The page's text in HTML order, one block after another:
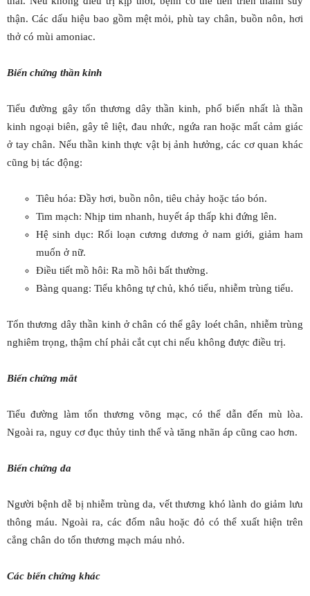
thận. Các dấu hiệu bao gồm mệt mỏi, phù tay chân, buồn nôn, hơi
thở có mùi amoniac.
Biến chứng thần kinh
Tiểu đường gây tổn thương dây thần kinh, phổ biến nhất là thần
kinh ngoại biên, gây tê liệt, đau nhức, ngứa ran hoặc mất cảm giác
ở tay chân. Nếu thần kinh thực vật bị ảnh hưởng, các cơ quan khác
cũng bị tác động:
Tiêu hóa: Đầy hơi, buồn nôn, tiêu chảy hoặc táo bón.
Tim mạch: Nhịp tim nhanh, huyết áp thấp khi đứng lên.
Hệ sinh dục: Rối loạn cương dương ở nam giới, giảm ham
muốn ở nữ.
Điều tiết mồ hôi: Ra mồ hôi bất thường.
Bàng quang: Tiểu không tự chủ, khó tiểu, nhiễm trùng tiểu.
Tổn thương dây thần kinh ở chân có thể gây loét chân, nhiễm trùng
nghiêm trọng, thậm chí phải cắt cụt chi nếu không được điều trị.
Biến chứng mắt
Tiểu đường làm tổn thương võng mạc, có thể dẫn đến mù lòa.
Ngoài ra, nguy cơ đục thủy tinh thể và tăng nhãn áp cũng cao hơn.
Biến chứng da
Người bệnh dễ bị nhiễm trùng da, vết thương khó lành do giảm lưu
thông máu. Ngoài ra, các đốm nâu hoặc đỏ có thể xuất hiện trên
cẳng chân do tổn thương mạch máu nhỏ.
Các biến chứng khác